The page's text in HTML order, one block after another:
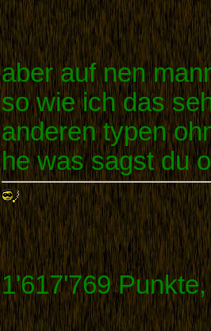
aber auf nen
so wie ich das
anderen typen
he was sagst du
1'617'769